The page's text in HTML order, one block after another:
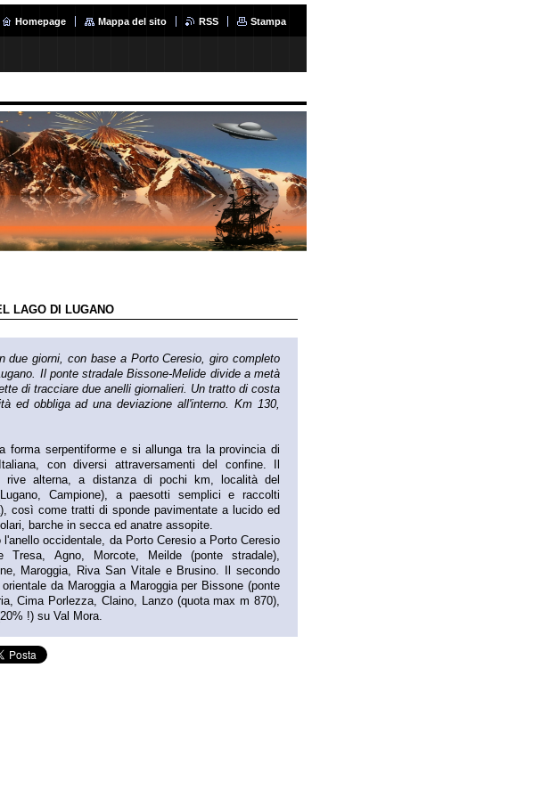
Homepage Mappa del sito RSS Stampa
LAGO DI LUGANO
due giorni, con base a Porto Ceresio, giro completo
Il ponte stradale Bissone-Melide divide a metà
di tracciare due anelli giornalieri. Un tratto di costa
ed obbliga ad una deviazione all'interno. Km 130,
forma serpentiforme e si allunga tra la provincia di
con diversi attraversamenti del confine. Il
rive alterna, a distanza di pochi km, località del
Campione), a paesotti semplici e raccolti
così come tratti di sponde pavimentate a lucido ed
barche in secca ed anatre assopite.
l'anello occidentale, da Porto Ceresio a Porto Ceresio
Tresa, Agno, Morcote, Meilde (ponte stradale),
Maroggia, Riva San Vitale e Brusino. Il secondo
da Maroggia a Maroggia per Bissone (ponte
Cima Porlezza, Claino, Lanzo (quota max m 870),
!) su Val Mora.